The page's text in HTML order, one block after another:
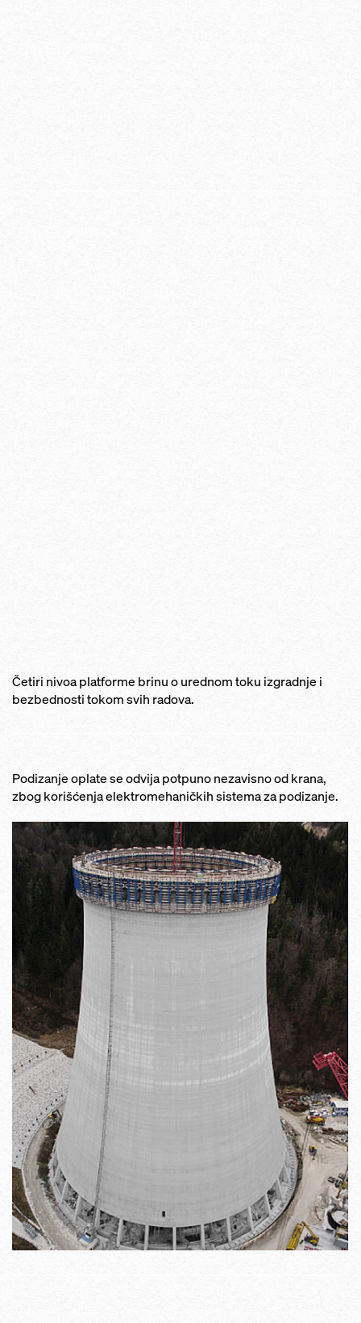
Četiri nivoa platforme brinu o urednom toku izgradnje i
bezbednosti tokom svih radova.
Podizanje oplate se odvija potpuno nezavisno od krana,
zbog korišćenja elektromehaničkih sistema za podizanje.